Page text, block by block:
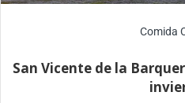
Comida
San Vicente de la